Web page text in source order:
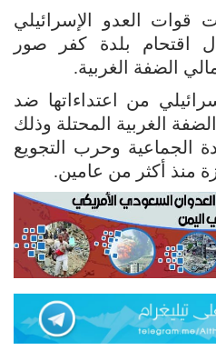
العدو الإسرائيلي
اقتحام بلدة كفر صور
الضفة الغربية.
من اعتداءاتها ضد
الغربية المحتلة وذلك
الجماعية وحرب التجويع
منذ أكثر من عامين.